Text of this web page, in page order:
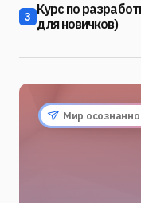
3 Курс по
для новичков)
Мир